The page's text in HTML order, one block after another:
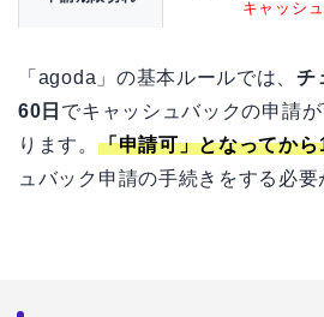
キャッシ
「agoda」の基本ルールでは、チ
60日 でキャッシュバックの申請
ります。 「申請可」となってか
ュバック申請の手続きをする必要